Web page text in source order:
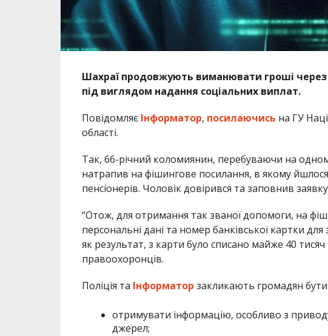
Шахраї продовжують виманювати гроші
під виглядом надання соціальних виплат.
Повідомляє Інформатор, посилаючись на ГУ
області.
Так, 66-річний коломиянин, перебуваючи на
натрапив на фішингове посилання, в якому
пенсіонерів. Чоловік довірився та заповнив
“Отож, для отримання так званої допомоги, на
персональні дані та номер банківської картки
як результат, з карти було списано майже 40
правоохоронців.
Поліція та Інформатор закликають громадян
отримувати інформацію, особливо з
джерел;